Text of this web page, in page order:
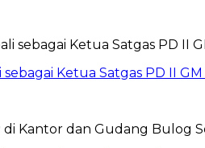
Ketua Satgas PD II